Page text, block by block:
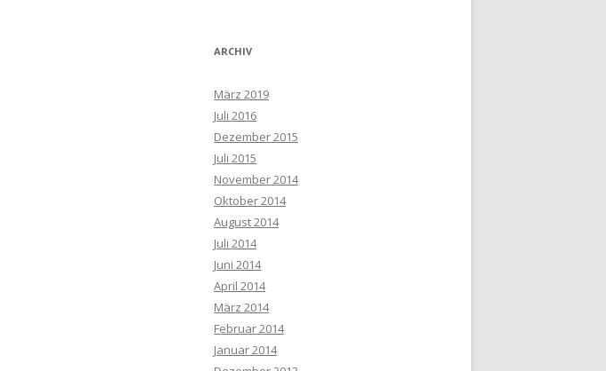
ARCHIV
März 2019
Juli 2016
Dezember 2015
Juli 2015
November 2014
Oktober 2014
August 2014
Juli 2014
Juni 2014
April 2014
März 2014
Februar 2014
Januar 2014